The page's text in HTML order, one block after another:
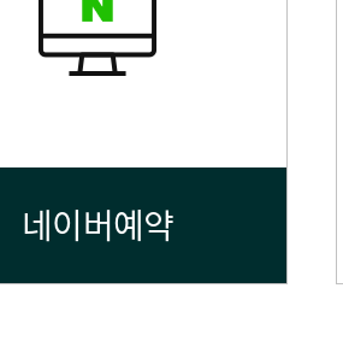
네이버예약